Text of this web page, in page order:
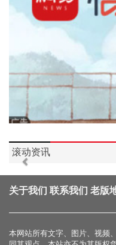
滚动资讯
Previous
关于我们 联系我们 老版
本网站所有文字、图片、视频